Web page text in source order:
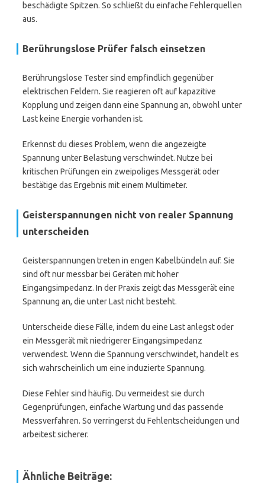
beschädigte Spitzen. So schließt du einfache Fehlerquellen
aus.
Berührungslose Prüfer falsch einsetzen
Berührungslose Tester sind empfindlich gegenüber
elektrischen Feldern. Sie reagieren oft auf kapazitive
Kopplung und zeigen dann eine Spannung an, obwohl unter
Last keine Energie vorhanden ist.
Erkennst du dieses Problem, wenn die angezeigte
Spannung unter Belastung verschwindet. Nutze bei
kritischen Prüfungen ein zweipoliges Messgerät oder
bestätige das Ergebnis mit einem Multimeter.
Geisterspannungen nicht von realer Spannung
unterscheiden
Geisterspannungen treten in engen Kabelbündeln auf. Sie
sind oft nur messbar bei Geräten mit hoher
Eingangsimpedanz. In der Praxis zeigt das Messgerät eine
Spannung an, die unter Last nicht besteht.
Unterscheide diese Fälle, indem du eine Last anlegst oder
ein Messgerät mit niedrigerer Eingangsimpedanz
verwendest. Wenn die Spannung verschwindet, handelt es
sich wahrscheinlich um eine induzierte Spannung.
Diese Fehler sind häufig. Du vermeidest sie durch
Gegenprüfungen, einfache Wartung und das passende
Messverfahren. So verringerst du Fehlentscheidungen und
arbeitest sicherer.
Ähnliche Beiträge: